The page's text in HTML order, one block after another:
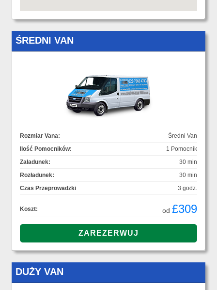
ŚREDNI VAN
Rozmiar Vana:
Średni Van
Ilość Pomocników:
1 Pomocnik
Załadunek:
30 min
Rozładunek:
30 min
Czas Przeprowadzki
3 godz.
Koszt: od £309
DUŻY VAN